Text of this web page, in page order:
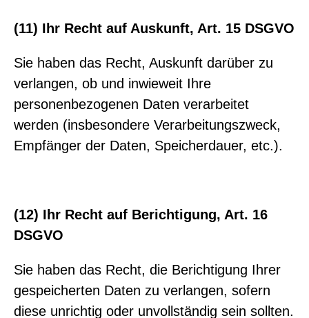
(11) Ihr Recht auf Auskunft, Art. 15 DSGVO
Sie haben das Recht, Auskunft darüber zu
verlangen, ob und inwieweit Ihre
personenbezogenen Daten verarbeitet
werden (insbesondere Verarbeitungszweck,
Empfänger der Daten, Speicherdauer, etc.).
(12) Ihr Recht auf Berichtigung, Art. 16
DSGVO
Sie haben das Recht, die Berichtigung Ihrer
gespeicherten Daten zu verlangen, sofern
diese unrichtig oder unvollständig sein sollten.